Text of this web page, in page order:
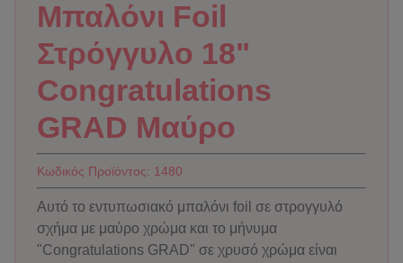
Μπαλόνι Foil
Στρόγγυλο 18"
Congratulations
GRAD Μαύρο
Κωδικός Προϊόντος: 1480
Αυτό το εντυπωσιακό μπαλόνι foil σε στρογγυλό
σχήμα με μαύρο χρώμα και το μήνυμα
"Congratulations GRAD" σε χρυσό χρώμα είναι